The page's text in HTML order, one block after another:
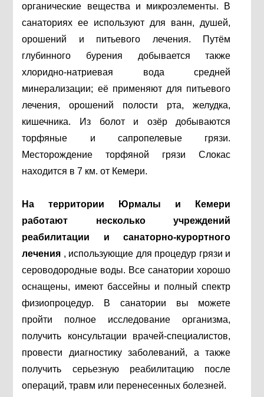
органические вещества и микроэлементы. В
санаториях ее используют для ванн, душей,
орошений и питьевого лечения. Путём
глубинного бурения добывается также
хлоридно-натриевая вода средней
минерализации; её применяют для питьевого
лечения, орошений полости рта, желудка,
кишечника. Из болот и озёр добываются
торфяные и сапропелевые грязи.
Месторождение торфяной грязи Слокас
находится в 7 км. от Кемери.
На территории Юрмалы и Кемери
работают несколько учреждений
реабилитации и санаторно-курортного
лечения , использующие для процедур грязи и
сероводородные воды. Все санатории хорошо
оснащены, имеют бассейны и полный спектр
физиопроцедур. В санатории вы можете
пройти полное исследование организма,
получить консультации врачей-специалистов,
провести диагностику заболеваний, а также
получить серьезную реабилитацию после
операций, травм или перенесенных болезней.